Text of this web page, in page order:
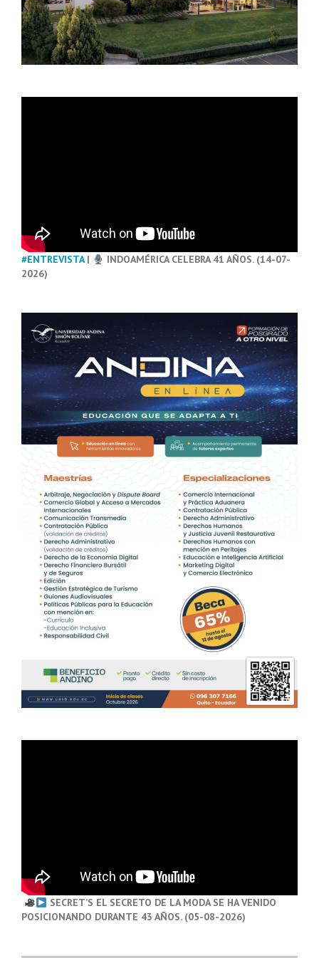
#ENTREVISTA|
INDOAMÉRICA CELEBRA 41 AÑOS. (14-07-
2026)
SECRET’S EL SECRETO DE LA MODA SE HA VENIDO
POSICIONANDO DURANTE 43 AÑOS. (05-08-2026)